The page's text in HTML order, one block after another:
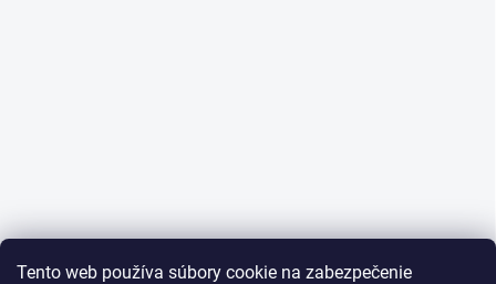
Tento web používa súbory cookie na zabezpečenie